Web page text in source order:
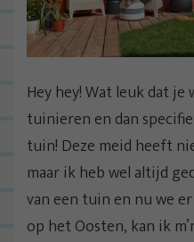
Hey hey! Wat leuk dat
tuinieren en dan
tuin! Deze meid heeft
maar ik heb wel altijd
van een tuin en nu we
op het Oosten, kan ik